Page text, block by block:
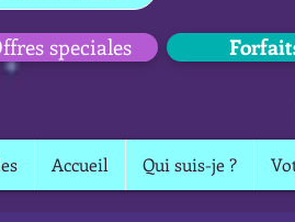
speciales
Accueil Qui suis-je ?